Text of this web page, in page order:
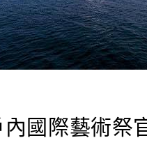
國際藝術祭